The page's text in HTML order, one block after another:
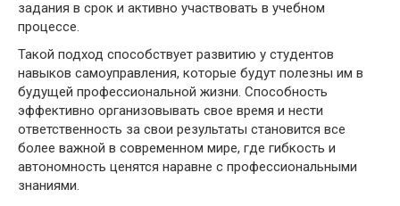
задания в срок и активно участвовать в учебном
процессе.
Такой подход способствует развитию у студентов
навыков самоуправления, которые будут полезны им в
будущей профессиональной жизни. Способность
эффективно организовывать свое время и нести
ответственность за свои результаты становится все
более важной в современном мире, где гибкость и
автономность ценятся наравне с профессиональными
знаниями.